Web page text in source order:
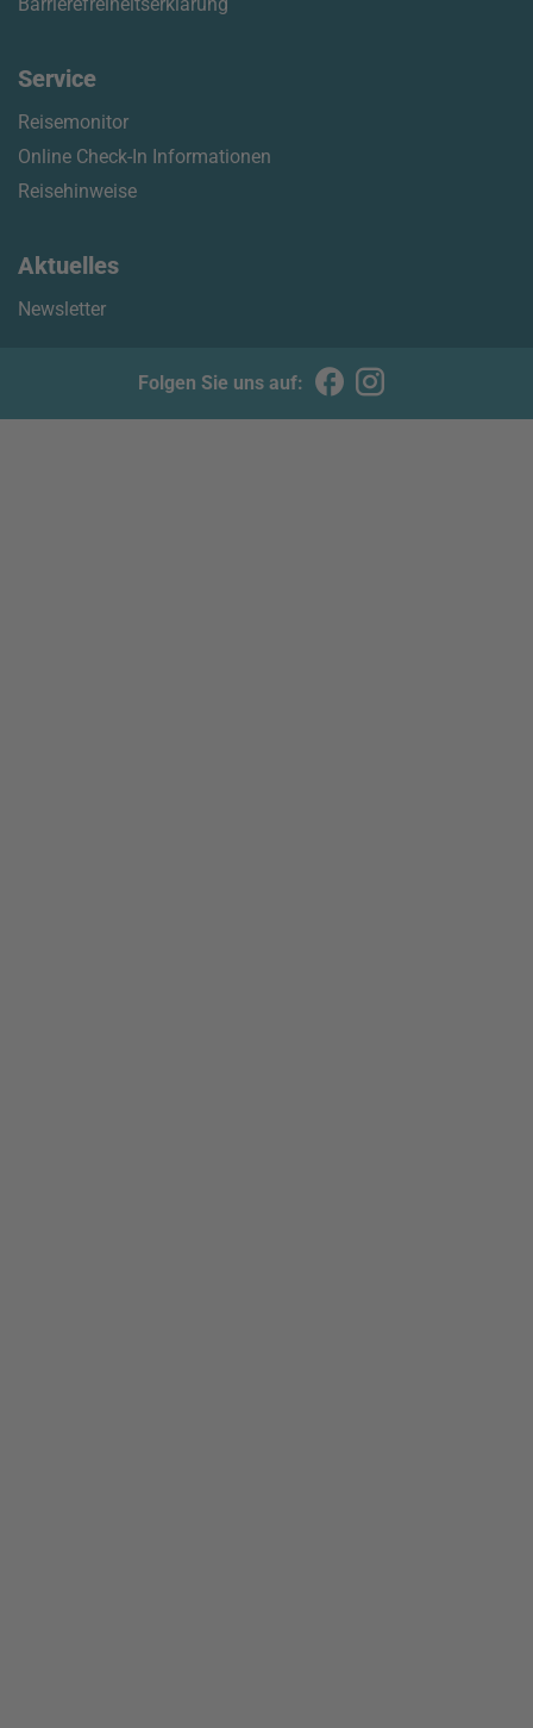
Service
Reisemonitor
Online Check-In Informationen
Reisehinweise
Aktuelles
Newsletter
Folgen Sie uns auf: